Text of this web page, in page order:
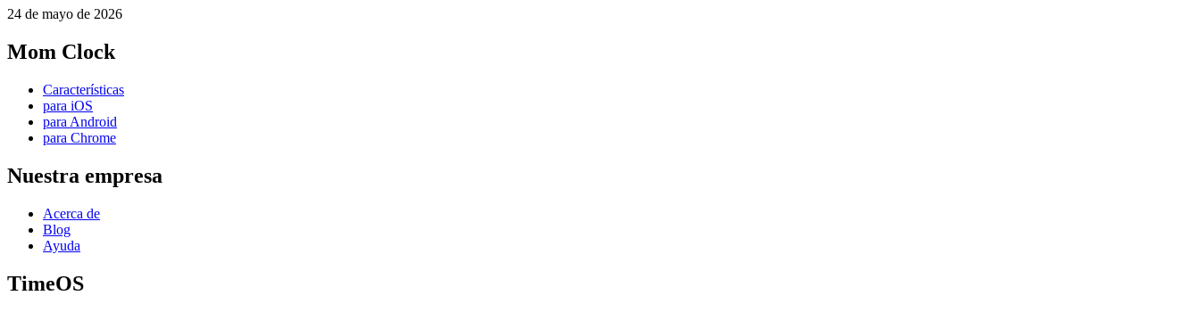
24 de mayo de 2026
Mom Clock
Características
para iOS
para Android
para Chrome
Nuestra empresa
Acerca de
Blog
Ayuda
TimeOS